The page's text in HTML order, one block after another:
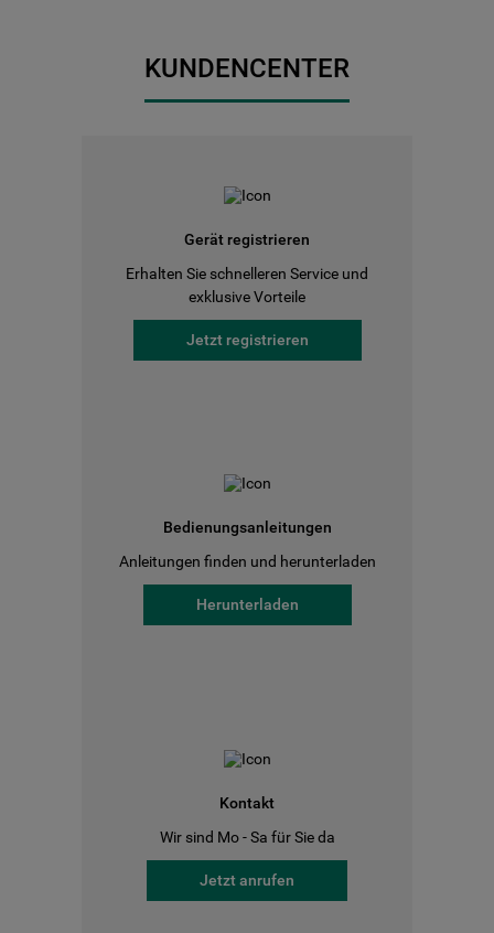
KUNDENCENTER
Gerät registrieren
Erhalten Sie schnelleren Service und
exklusive Vorteile
Jetzt registrieren
Bedienungsanleitungen
Anleitungen finden und herunterladen
Herunterladen
Kontakt
Wir sind Mo - Sa für Sie da
Jetzt anrufen